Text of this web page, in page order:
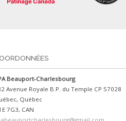
Beauport-Charlesbourg
Avenue Royale B.P. du Temple CP 57028
Québec
7G3, CAN